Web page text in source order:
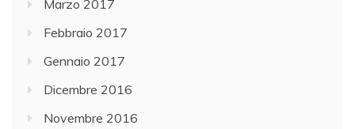
Marzo 2017
Febbraio 2017
Gennaio 2017
Dicembre 2016
Novembre 2016